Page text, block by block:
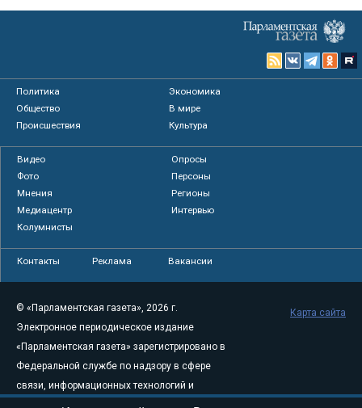
Политика
Экономика
Общество
В мире
Происшествия
Культура
Видео
Опросы
Фото
Персоны
Мнения
Регионы
Медиацентр
Интервью
Колумнисты
Контакты Реклама Вакансии
© «Парламентская газета», 2026 г.
Электронное периодическое издание
«Парламентская газета» зарегистрировано в
Федеральной службе по надзору в сфере
связи, информационных технологий и
Карта сайта